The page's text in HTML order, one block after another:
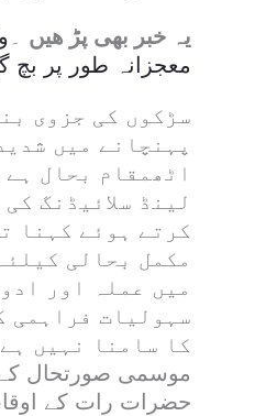
یہ خبر بھی پڑ ھیں ۔
معجزانہ طور پر بچ
سڑکوں کی جزوی
پہنچانے میں
اٹھمقام بحال
لینڈ سلائیڈنگ
کرتے ہوئے کہنا
مکمل بحالی
میں عملہ اور
سہولیات فراہمی
کا سامنا نہیں ہے
موسمی صورتحال
حضرات رات کے